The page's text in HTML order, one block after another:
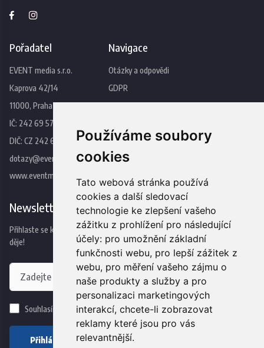
Používáme soubory
cookies
Tato webová stránka používá
cookies a další sledovací
technologie ke zlepšení vašeho
zážitku z prohlížení pro následující
účely: pro umožnění základní
funkčnosti webu, pro lepší zážitek z
webu, pro měření vašeho zájmu o
naše produkty a služby a pro
personalizaci marketingových
interakcí, chcete-li zobrazovat
reklamy které jsou pro vás
relevantnější.
Pořadatel
EVENT media s.r.o.
Kaprova 42/14
11000, Praha 1
IČ: 242 69 573
DIČ: CZ 242 69 573
dotazy@eventmedia.cz
www.eventmedia.cz
Navigace
Otázky a odpovědi
GDPR
Pravidla
Newsletter
Přihlaste se k odběru našeho newsleteru a budete jako první vědět co se
děje!
Souhlasím se zpracováním osobních údajů
Přihlásit se